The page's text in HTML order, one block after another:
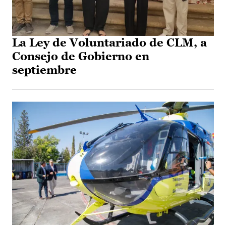
La Ley de Voluntariado de CLM, a
Consejo de Gobierno en
septiembre